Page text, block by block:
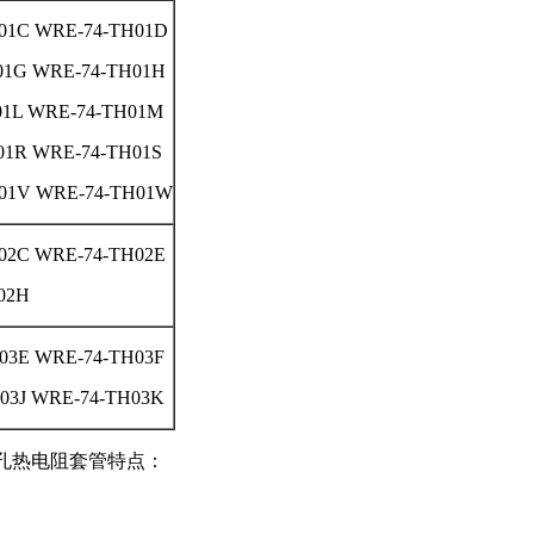
WRE-74-TH01D
WRE-74-TH01H
WRE-74-TH01M
WRE-74-TH01S
WRE-74-TH01W
WRE-74-TH02E
WRE-74-TH03F
WRE-74-TH03K
电阻套管特点：